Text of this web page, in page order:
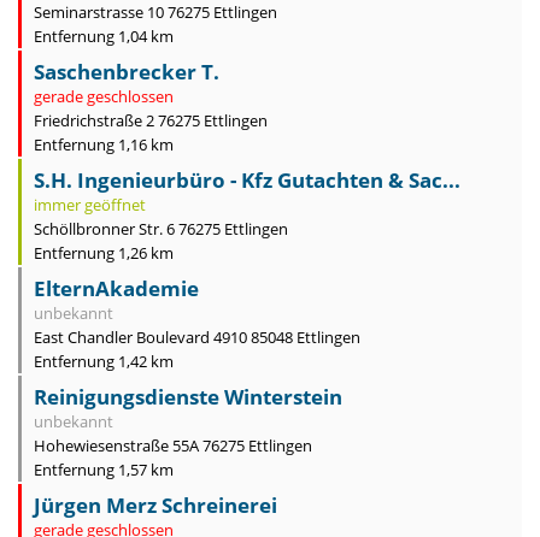
Seminarstrasse 10 76275 Ettlingen
Entfernung 1,04 km
Saschenbrecker T.
gerade geschlossen
Friedrichstraße 2 76275 Ettlingen
Entfernung 1,16 km
S.H. Ingenieurbüro - Kfz Gutachten & Sac...
immer geöffnet
Schöllbronner Str. 6 76275 Ettlingen
Entfernung 1,26 km
ElternAkademie
unbekannt
East Chandler Boulevard 4910 85048 Ettlingen
Entfernung 1,42 km
Reinigungsdienste Winterstein
unbekannt
Hohewiesenstraße 55A 76275 Ettlingen
Entfernung 1,57 km
Jürgen Merz Schreinerei
gerade geschlossen